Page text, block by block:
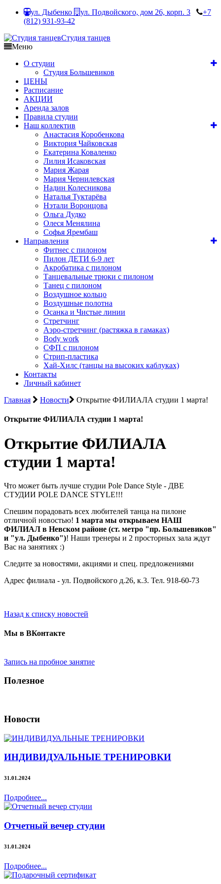
ул. Дыбенко ул. Подвойского, дом 26, корп. 3
+7
(812) 931-93-42
Студия танцев
Меню
О студии
Студия Большевиков
ЦЕНЫ
Расписание
АКЦИИ
Аренда залов
Правила студии
Наш коллектив
Анастасия Коробенкова
Виктория Чайковская
Екатерина Коваленко
Лилия Исаковская
Мария Жарая
Мария Чернилевская
Надин Колесникова
Наталья Туктарёва
Нэтали Воронцова
Ольга Дудко
Олеся Менялина
Софья Ярембаш
Направления
Фитнес с пилоном
Пилон ДЕТИ 6-9 лет
Акробатика с пилоном
Танцевальные трюки с пилоном
Танец с пилоном
Воздушное кольцо
Воздушные полотна
Осанка и Чистые линии
Стретчинг
Аэро-стретчинг (растяжка в гамаках)
Body work
СФП с пилоном
Стрип-пластика
Хай-Хилс (танцы на высоких каблуках)
Контакты
Личный кабинет
Главная
Новости Открытие ФИЛИАЛА студии 1 марта!
Открытие ФИЛИАЛА студии 1 марта!
Открытие ФИЛИАЛА
студии 1 марта!
Что может быть лучше студии Pole Dance Style - ДВЕ
СТУДИИ POLE DANCE STYLE!!!
Спешим порадовать всех любителей танца на пилоне
отличной новостью! 1 марта мы открываем НАШ
ФИЛИАЛ в Невском районе (ст. метро "пр. Большевиков"
и "ул. Дыбенко")! Наши тренеры и 2 просторных зала ждут
Вас на занятиях :)
Следите за новостями, акциями и спец. предложениями
Адрес филиала - ул. Подвойского д.26, к.3. Тел. 918-60-73
Назад к списку новостей
Мы в ВКонтакте
Запись на пробное занятие
Полезное
Новости
ИНДИВИДУАЛЬНЫЕ ТРЕНИРОВКИ
31.01.2024
Подробнее...
Отчетный вечер студии
31.01.2024
Подробнее...